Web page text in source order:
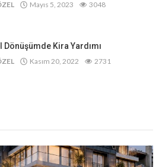
Mayıs 5, 2023 3048
Dönüşümde Kira Yardımı
Kasım 20, 2022 2731